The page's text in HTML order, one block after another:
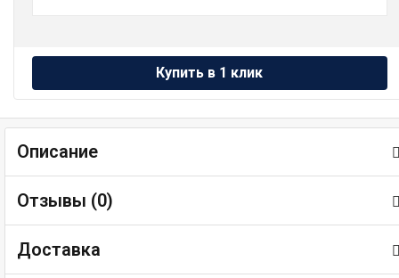
Описание
Отзывы (0)
Доставка